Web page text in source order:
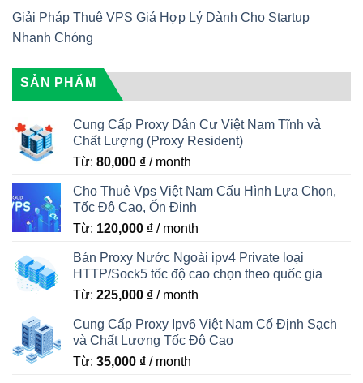
Giải Pháp Thuê VPS Giá Hợp Lý Dành Cho Startup
Nhanh Chóng
SẢN PHẨM
Cung Cấp Proxy Dân Cư Việt Nam Tĩnh và
Chất Lượng (Proxy Resident)
Từ: 80,000 ₫ / month
Cho Thuê Vps Việt Nam Cấu Hình Lựa Chọn,
Tốc Độ Cao, Ổn Định
Từ: 120,000 ₫ / month
Bán Proxy Nước Ngoài ipv4 Private loại
HTTP/Sock5 tốc độ cao chọn theo quốc gia
Từ: 225,000 ₫ / month
Cung Cấp Proxy Ipv6 Việt Nam Cố Định Sạch
và Chất Lượng Tốc Độ Cao
Từ: 35,000 ₫ / month